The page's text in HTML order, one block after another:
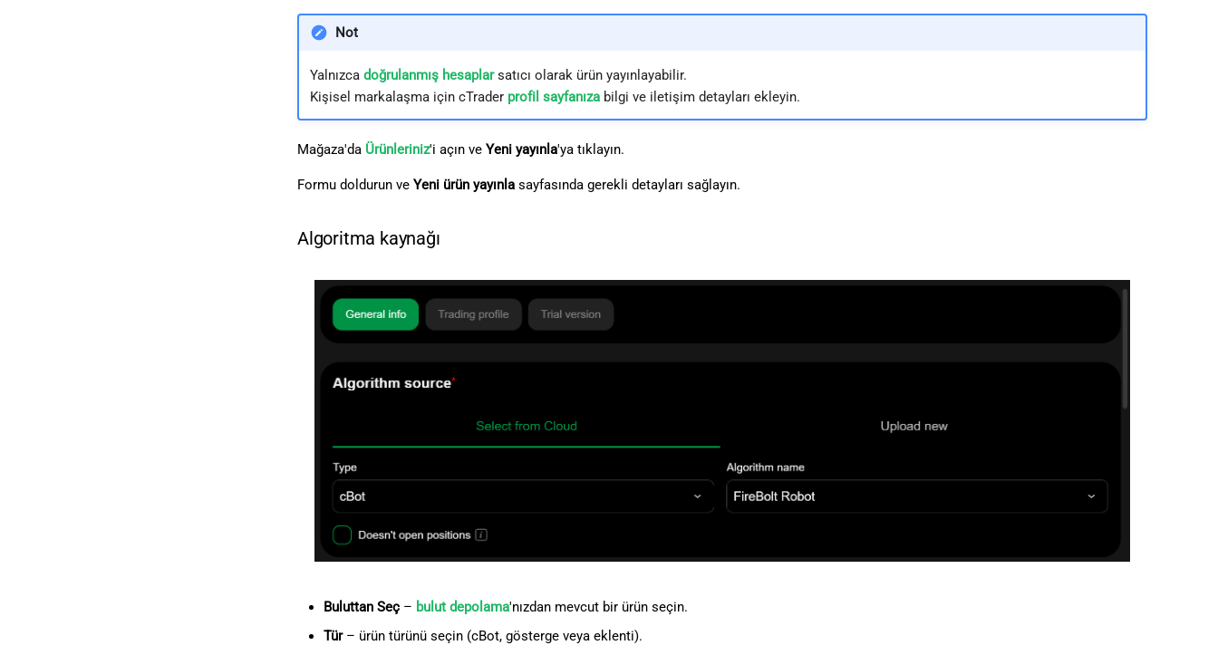
Not
Yalnızca doğrulanmış hesaplarsatıcı olarak ürün yayınlayabilir.
Kişisel markalaşma için cTrader profil sayfanızabilgi ve iletişim detayları ekleyin.
Mağaza'da Ürünleriniz'i açın ve Yeni yayınla'ya tıklayın.
Formu doldurun ve Yeni ürün yayınla sayfasında gerekli detayları sağlayın.
Algoritma kaynağı
Buluttan Seç– bulut depolama'nızdan mevcut bir ürün seçin.
Tür– ürün türünü seçin (cBot, gösterge veya eklenti).